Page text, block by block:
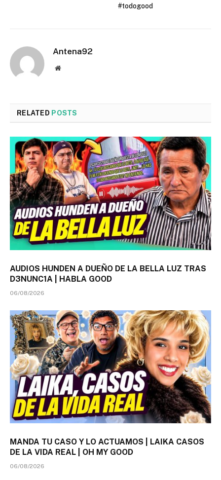
#todogood
Antena92
Website
RELATED POSTS
AUDIOS HUNDEN A DUEÑO DE LA BELLA LUZ TRAS
D3NUNC1A | HABLA GOOD
06/08/2026
MANDA TU CASO Y LO ACTUAMOS | LAIKA CASOS
DE LA VIDA REAL | OH MY GOOD
06/08/2026